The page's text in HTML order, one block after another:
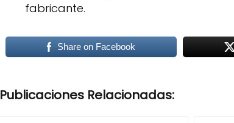
fabricante.
Share on Facebook
Publicaciones Relacionadas: